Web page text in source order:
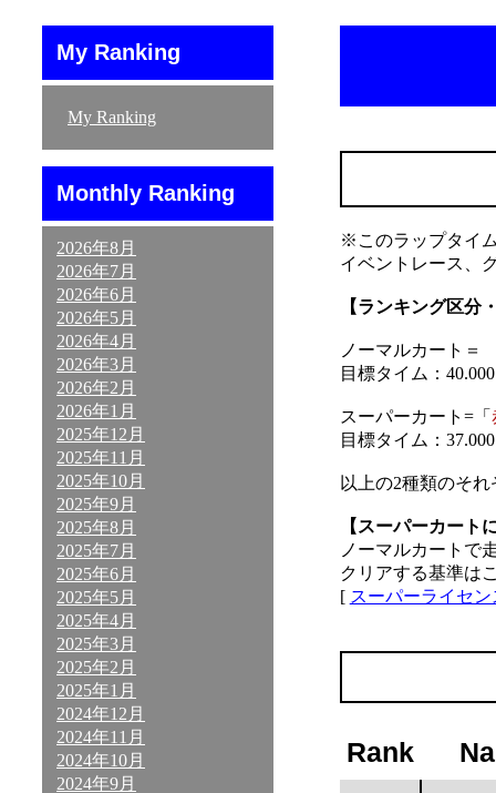
My Ranking
My Ranking
Monthly Ranking
2026年8月
2026年7月
2026年6月
2026年5月
2026年4月
2026年3月
2026年2月
2026年1月
2025年12月
2025年11月
2025年10月
2025年9月
2025年8月
2025年7月
2025年6月
2025年5月
2025年4月
2025年3月
2025年2月
2025年1月
2024年12月
2024年11月
2024年10月
2024年9月
※このラップタイ
イベントレース、
【ランキング区分
ノーマルカート＝
目標タイム：
スーパーカート=「
目標タイム：
以上の2種類のそ
【スーパーカート
ノーマルカートで
クリアする基準は
[ スーパーライセ
Rank